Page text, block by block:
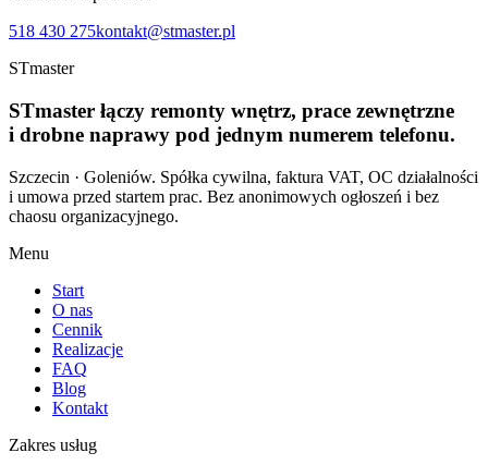
518 430 275kontakt@stmaster.pl
STmaster
STmaster łączy remonty wnętrz, prace zewnętrzne
i drobne naprawy pod jednym numerem telefonu.
Szczecin · Goleniów. Spółka cywilna, faktura VAT, OC działalności
i umowa przed startem prac. Bez anonimowych ogłoszeń i bez
chaosu organizacyjnego.
Menu
Start
O nas
Cennik
Realizacje
FAQ
Blog
Kontakt
Zakres usług